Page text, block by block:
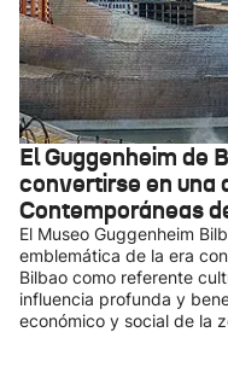
El Guggenheim de
convertirse en una
Contemporáneas
El Museo Guggenheim
emblemática de la era
Bilbao como referente
influencia profunda y
económico y social de la